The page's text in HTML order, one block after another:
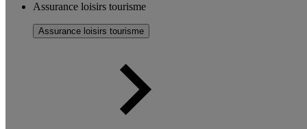
Assurance loisirs tourisme
Assurance loisirs tourisme